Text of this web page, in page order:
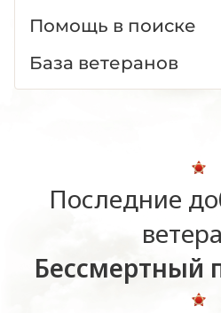
Помощь в поиске
База ветеранов
Последние
Бессмертный